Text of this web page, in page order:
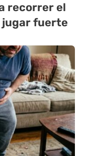
recorrer el
jugar fuerte